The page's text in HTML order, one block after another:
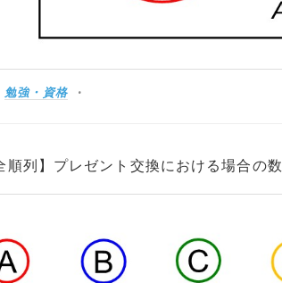
勉強・資格
順列】プレゼント交換における場合の数